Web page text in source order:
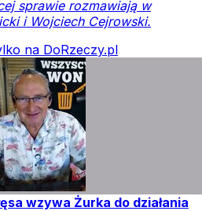
sprawie rozmawiają w
i Wojciech Cejrowski.
na DoRzeczy.pl
wzywa Żurka do działania